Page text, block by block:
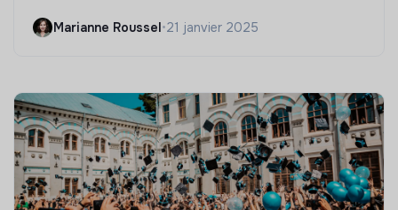
Marianne Roussel•21 janvier 2025